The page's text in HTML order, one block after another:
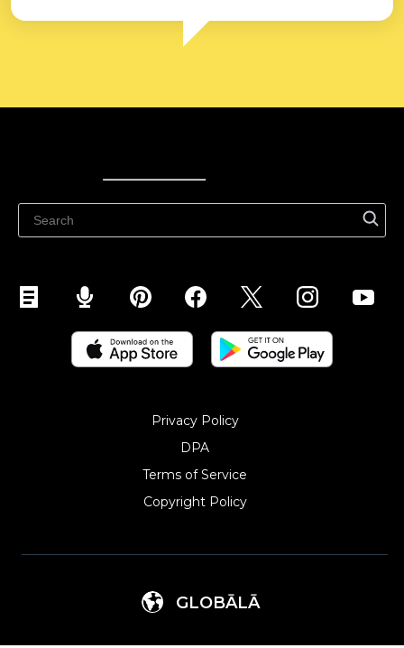
Privacy Policy
DPA
Terms of Service
Copyright Policy‎
GLOBĀLĀ